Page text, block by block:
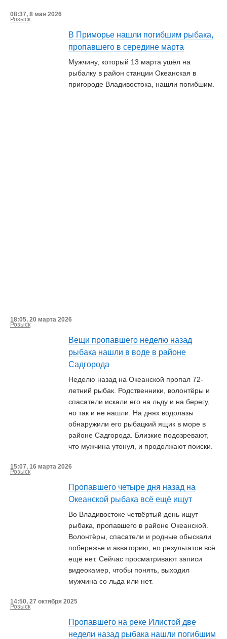
08:37, 8 мая 2026
Розыск
В Приморье нашли погибшим рыбака,
пропавшего в середине марта
Мужчину, который 13 марта ушёл на
рыбалку в район станции Океанская в
пригороде Владивостока, нашли погибшим.
18:05, 20 марта 2026
Розыск
Вещи пропавшего неделю назад
рыбака нашли в воде в районе
Садгорода
Неделю назад на Океанской пропал 72-
летний рыбак. Родственники, волонтёры и
спасатели искали его на льду и на берегу,
но так и не нашли. На днях водолазы
обнаружили его рыбацкий ящик в море в
районе Садгорода. Близкие подозревают,
что мужчина утонул, и продолжают поиски.
15:07, 16 марта 2026
Розыск
Пропавшего четыре дня назад на
Океанской рыбака всё ещё ищут
Во Владивостоке четвёртый день ищут
рыбака, пропавшего в районе Океанской.
Волонтёры, спасатели и родные обыскали
побережье и акваторию, но результатов всё
ещё нет. Сейчас просматривают записи
видеокамер, чтобы понять, выходил
мужчина со льда или нет.
14:50, 27 октября 2025
Розыск
Пропавшего на реке Илистой две
недели назад рыбака нашли погибшим